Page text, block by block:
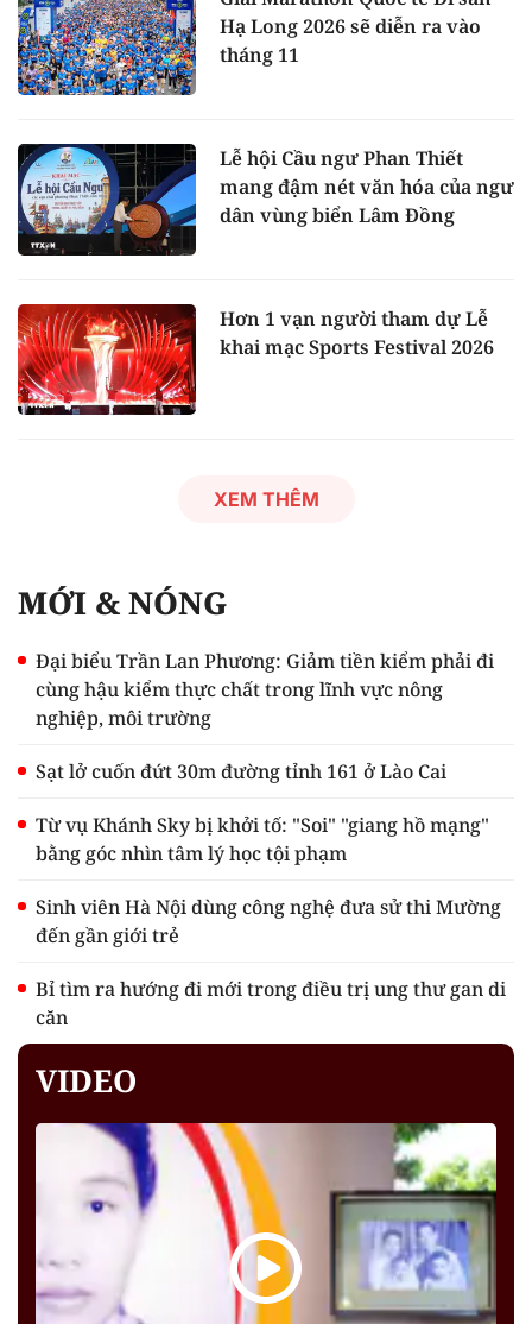
Hạ Long 2026 sẽ diễn ra vào
tháng 11
Lễ hội Cầu ngư Phan Thiết
mang đậm nét văn hóa của ngư
dân vùng biển Lâm Đồng
Hơn 1 vạn người tham dự Lễ
khai mạc Sports Festival 2026
XEM THÊM
MỚI & NÓNG
Đại biểu Trần Lan Phương: Giảm tiền kiểm phải đi
cùng hậu kiểm thực chất trong lĩnh vực nông
nghiệp, môi trường
Sạt lở cuốn đứt 30m đường tỉnh 161 ở Lào Cai
Từ vụ Khánh Sky bị khởi tố: "Soi" "giang hồ mạng"
bằng góc nhìn tâm lý học tội phạm
Sinh viên Hà Nội dùng công nghệ đưa sử thi Mường
đến gần giới trẻ
Bỉ tìm ra hướng đi mới trong điều trị ung thư gan di
căn
VIDEO